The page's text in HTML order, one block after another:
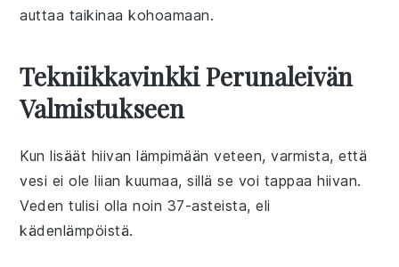
auttaa taikinaa kohoamaan.
Tekniikkavinkki Perunaleivän
Valmistukseen
Kun lisäät hiivan lämpimään veteen, varmista, että
vesi ei ole liian kuumaa, sillä se voi tappaahiivan.
Veden tulisi olla noin 37-asteista, eli
kädenlämpöistä.